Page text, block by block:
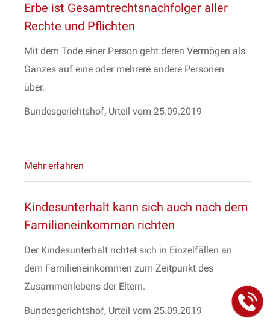
Erbe ist Gesamtrechtsnachfolger aller
Rechte und Pflichten
Mit dem Tode einer Person geht deren Vermögen als
Ganzes auf eine oder mehrere andere Personen
über.
Bundesgerichtshof, Urteil vom 25.09.2019
Mehr erfahren
Kindesunterhalt kann sich auch nach dem
Familieneinkommen richten
Der Kindesunterhalt richtet sich in Einzelfällen an
dem Familieneinkommen zum Zeitpunkt des
Zusammenlebens der Eltern.
Bundesgerichtshof, Urteil vom 25.09.2019